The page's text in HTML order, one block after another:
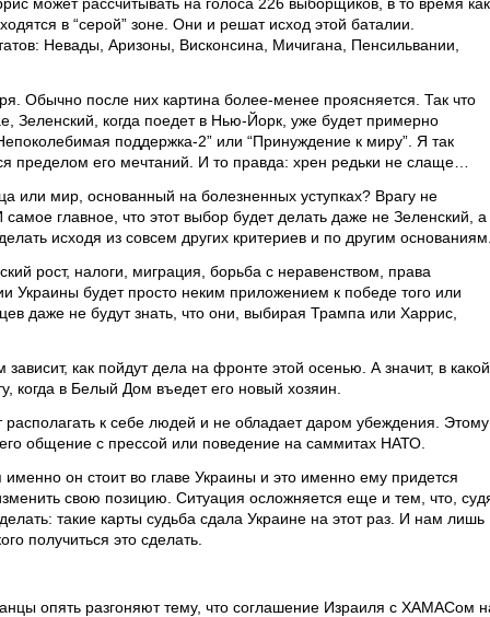
в “серой” зоне. Они и решат исход этой баталии.
Невады, Аризоны, Висконсина, Мичигана, Пенсильвании,
Обычно после них картина более-менее проясняется. Так что
Зеленский, когда поедет в Нью-Йорк, уже будет примерно
поддержка-2” или “Принуждение к миру”. Я так
пределом его мечтаний. И то правда: хрен редьки не слаще…
или мир, основанный на болезненных уступках? Врагу не
главное, что этот выбор будет делать даже не Зеленский, а
исходя из совсем других критериев и по другим
рост, налоги, миграция, борьба с неравенством, права
Украины будет просто неким приложением к победе того или
даже не будут знать, что они, выбирая Трампа или Харрис,
как пойдут дела на фронте этой осенью. А значит, в какой
когда в Белый Дом въедет его новый хозяин.
к себе людей и не обладает даром убеждения. Этому
его общение с прессой или поведение на саммитах НАТО.
именно он стоит во главе Украины и это именно ему придется
свою позицию. Ситуация осложняется еще и тем, что,
такие карты судьба сдала Украине на этот раз. И нам лишь
получиться это сделать.
опять разгоняют тему, что соглашение Израиля с ХАМАСом